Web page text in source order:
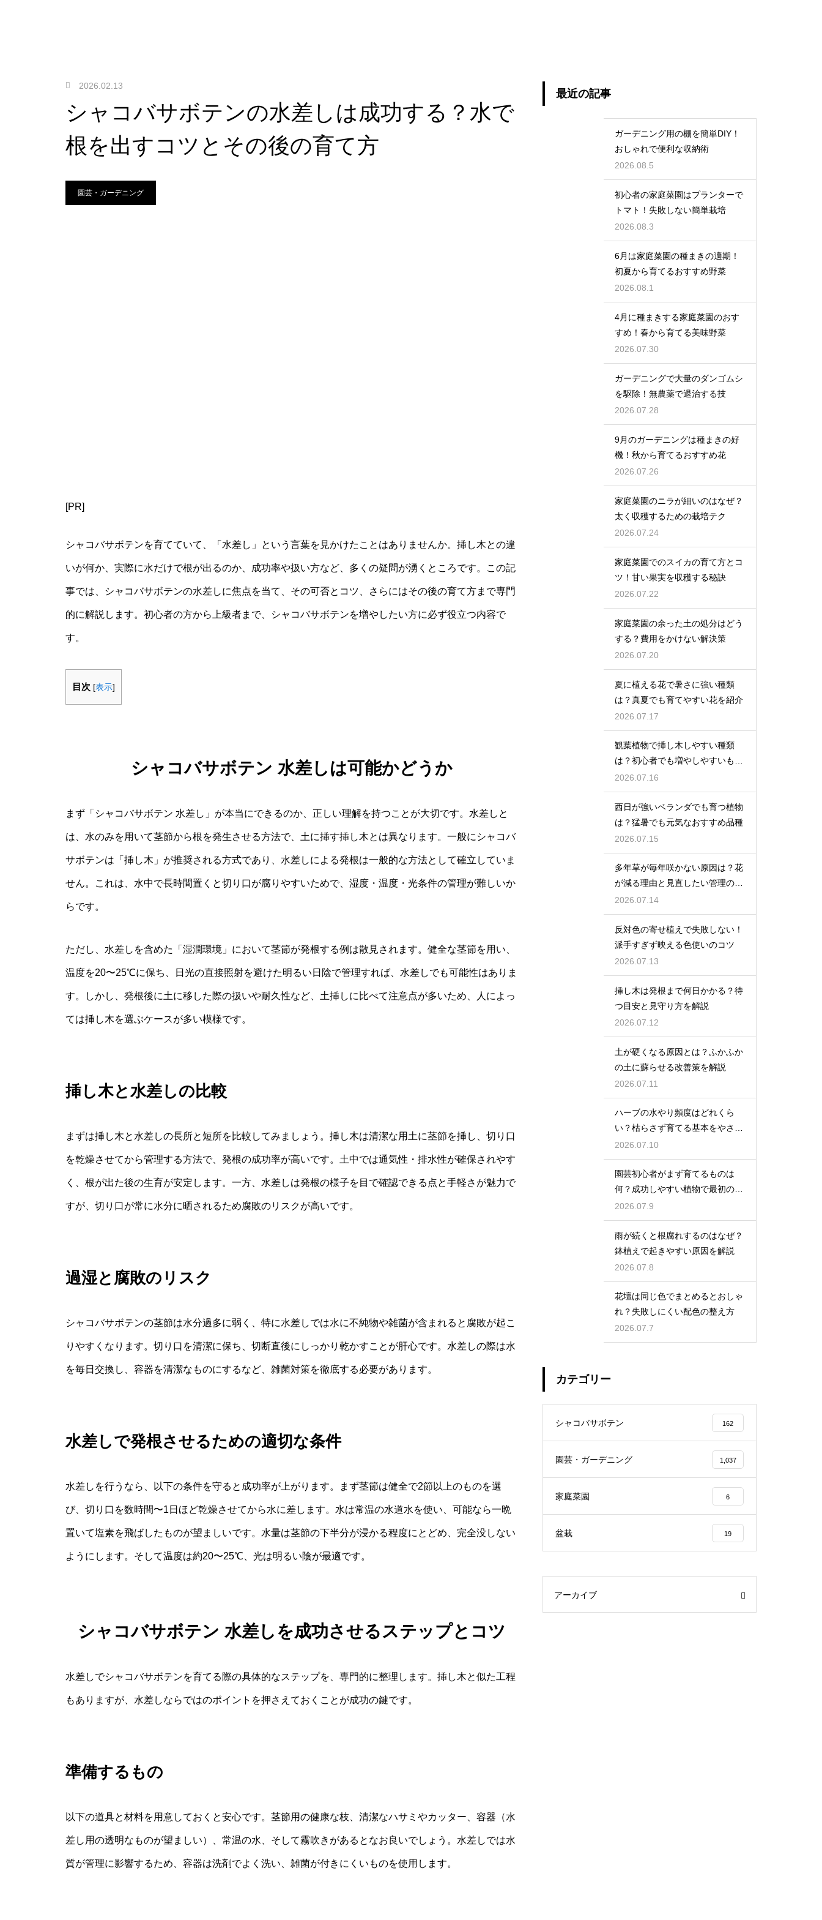
2026.02.13
シャコバサボテンの水差しは成功する？水で
根を出すコツとその後の育て方
園芸・ガーデニング
[PR]
シャコバサボテンを育てていて、「水差し」という言葉を見かけたことはありませんか。挿し木との違
いが何か、実際に水だけで根が出るのか、成功率や扱い方など、多くの疑問が湧くところです。この記
事では、シャコバサボテンの水差しに焦点を当て、その可否とコツ、さらにはその後の育て方まで専門
的に解説します。初心者の方から上級者まで、シャコバサボテンを増やしたい方に必ず役立つ内容で
す。
目次 [表示]
シャコバサボテン 水差しは可能かどうか
まず「シャコバサボテン 水差し」が本当にできるのか、正しい理解を持つことが大切です。水差しと
は、水のみを用いて茎節から根を発生させる方法で、土に挿す挿し木とは異なります。一般にシャコバ
サボテンは「挿し木」が推奨される方式であり、水差しによる発根は一般的な方法として確立していま
せん。これは、水中で長時間置くと切り口が腐りやすいためで、湿度・温度・光条件の管理が難しいか
らです。
ただし、水差しを含めた「湿潤環境」において茎節が発根する例は散見されます。健全な茎節を用い、
温度を20〜25℃に保ち、日光の直接照射を避けた明るい日陰で管理すれば、水差しでも可能性はありま
す。しかし、発根後に土に移した際の扱いや耐久性など、土挿しに比べて注意点が多いため、人によっ
ては挿し木を選ぶケースが多い模様です。
挿し木と水差しの比較
まずは挿し木と水差しの長所と短所を比較してみましょう。挿し木は清潔な用土に茎節を挿し、切り口
を乾燥させてから管理する方法で、発根の成功率が高いです。土中では通気性・排水性が確保されやす
く、根が出た後の生育が安定します。一方、水差しは発根の様子を目で確認できる点と手軽さが魅力で
すが、切り口が常に水分に晒されるため腐敗のリスクが高いです。
過湿と腐敗のリスク
シャコバサボテンの茎節は水分過多に弱く、特に水差しでは水に不純物や雑菌が含まれると腐敗が起こ
りやすくなります。切り口を清潔に保ち、切断直後にしっかり乾かすことが肝心です。水差しの際は水
を毎日交換し、容器を清潔なものにするなど、雑菌対策を徹底する必要があります。
水差しで発根させるための適切な条件
水差しを行うなら、以下の条件を守ると成功率が上がります。まず茎節は健全で2節以上のものを選
び、切り口を数時間〜1日ほど乾燥させてから水に差します。水は常温の水道水を使い、可能なら一晩
置いて塩素を飛ばしたものが望ましいです。水量は茎節の下半分が浸かる程度にとどめ、完全没しない
ようにします。そして温度は約20〜25℃、光は明るい陰が最適です。
シャコバサボテン 水差しを成功させるステップとコツ
水差しでシャコバサボテンを育てる際の具体的なステップを、専門的に整理します。挿し木と似た工程
もありますが、水差しならではのポイントを押さえておくことが成功の鍵です。
準備するもの
以下の道具と材料を用意しておくと安心です。茎節用の健康な枝、清潔なハサミやカッター、容器（水
差し用の透明なものが望ましい）、常温の水、そして霧吹きがあるとなお良いでしょう。水差しでは水
質が管理に影響するため、容器は洗剤でよく洗い、雑菌が付きにくいものを使用します。
最近の記事
ガーデニング用の棚を簡単DIY！
おしゃれで便利な収納術
2026.08.5
初心者の家庭菜園はプランターで
トマト！失敗しない簡単栽培
2026.08.3
6月は家庭菜園の種まきの適期！
初夏から育てるおすすめ野菜
2026.08.1
4月に種まきする家庭菜園のおす
すめ！春から育てる美味野菜
2026.07.30
ガーデニングで大量のダンゴムシ
を駆除！無農薬で退治する技
2026.07.28
9月のガーデニングは種まきの好
機！秋から育てるおすすめ花
2026.07.26
家庭菜園のニラが細いのはなぜ？
太く収穫するための栽培テク
2026.07.24
家庭菜園でのスイカの育て方とコ
ツ！甘い果実を収穫する秘訣
2026.07.22
家庭菜園の余った土の処分はどう
する？費用をかけない解決策
2026.07.20
夏に植える花で暑さに強い種類
は？真夏でも育てやすい花を紹介
2026.07.17
観葉植物で挿し木しやすい種類
は？初心者でも増やしやすいもの
を紹介
2026.07.16
西日が強いベランダでも育つ植物
は？猛暑でも元気なおすすめ品種
2026.07.15
多年草が毎年咲かない原因は？花
が減る理由と見直したい管理のコ
ツ
2026.07.14
反対色の寄せ植えで失敗しない！
派手すぎず映える色使いのコツ
2026.07.13
挿し木は発根まで何日かかる？待
つ目安と見守り方を解説
2026.07.12
土が硬くなる原因とは？ふかふか
の土に蘇らせる改善策を解説
2026.07.11
ハーブの水やり頻度はどれくら
い？枯らさず育てる基本をやさし
く紹介
2026.07.10
園芸初心者がまず育てるものは
何？成功しやすい植物で最初の一
歩を踏み出そう
2026.07.9
雨が続くと根腐れするのはなぜ？
鉢植えで起きやすい原因を解説
2026.07.8
花壇は同じ色でまとめるとおしゃ
れ？失敗しにくい配色の整え方
2026.07.7
カテゴリー
シャコバサボテン 162
園芸・ガーデニング 1,037
家庭菜園 6
盆栽 19
アーカイブ